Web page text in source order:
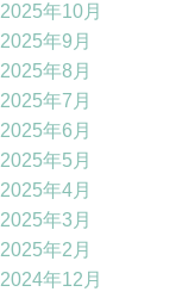
2025年10月
2025年9月
2025年8月
2025年7月
2025年6月
2025年5月
2025年4月
2025年3月
2025年2月
2024年12月